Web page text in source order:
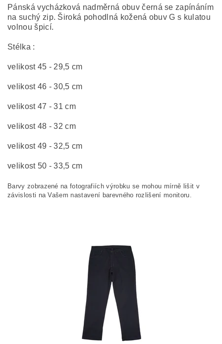
Pánská vycházková nadměrná obuv černá se zapínáním
na suchý zip. Široká pohodlná kožená obuv G s kulatou
volnou špicí.
Stélka :
velikost 45 - 29,5 cm
velikost 46 - 30,5 cm
velikost 47 - 31 cm
velikost 48 - 32 cm
velikost 49 - 32,5 cm
velikost 50 - 33,5 cm
Barvy zobrazené na fotografiích výrobku se mohou mírně lišit v
závislosti na Vašem nastavení barevného rozlišení monitoru.